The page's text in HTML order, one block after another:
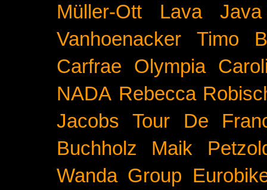
Müller-Ott
Lava Java
Vanhoenacker
Timo
Carfrae
Olympia
NADA Rebecca
Jacobs
Tour De
Buchholz
Maik
Wanda Group